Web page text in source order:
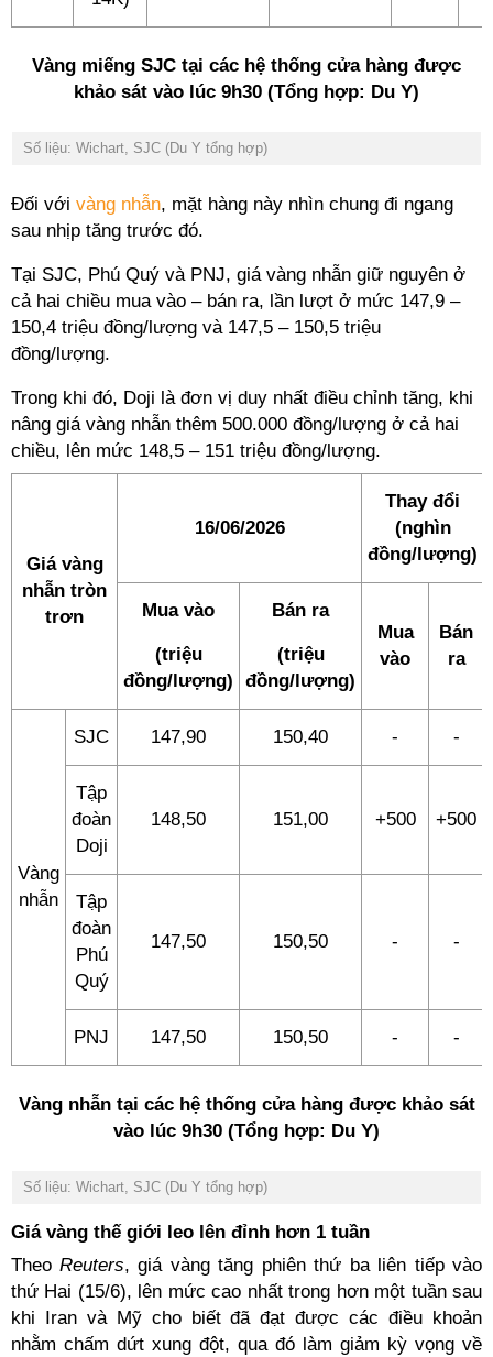
Vàng miếng SJC tại các hệ thống cửa hàng được
khảo sát vào lúc 9h30 (Tổng hợp: Du Y)
Số liệu: Wichart, SJC (Du Y tổng hợp)
Đối với vàng nhẫn, mặt hàng này nhìn chung đi ngang
sau nhịp tăng trước đó.
Tại SJC, Phú Quý và PNJ, giá vàng nhẫn giữ nguyên ở
cả hai chiều mua vào – bán ra, lần lượt ở mức 147,9 –
150,4 triệu đồng/lượng và 147,5 – 150,5 triệu
đồng/lượng.
Trong khi đó, Doji là đơn vị duy nhất điều chỉnh tăng, khi
nâng giá vàng nhẫn thêm 500.000 đồng/lượng ở cả hai
chiều, lên mức 148,5 – 151 triệu đồng/lượng.
Giá vàng
nhẫn tròn
trơn
16/06/2026
Thay đổi
(nghìn
đồng/lượng)
Mua vào
(triệu
đồng/lượng)
Bán ra
(triệu
đồng/lượng)
Mua
vào
Bán
ra
Vàng
nhẫn
SJC 147,90 150,40 - -
Tập
đoàn
Doji
148,50 151,00 +500 +500
Tập
đoàn
Phú
Quý
147,50 150,50 - -
PNJ 147,50 150,50 - -
Vàng nhẫn tại các hệ thống cửa hàng được khảo sát
vào lúc 9h30 (Tổng hợp: Du Y)
Số liệu: Wichart, SJC (Du Y tổng hợp)
Giá vàng thế giới leo lên đỉnh hơn 1 tuần
Theo Reuters, giá vàng tăng phiên thứ ba liên tiếp vào
thứ Hai (15/6), lên mức cao nhất trong hơn một tuần sau
khi Iran và Mỹ cho biết đã đạt được các điều khoản
nhằm chấm dứt xung đột, qua đó làm giảm kỳ vọng về